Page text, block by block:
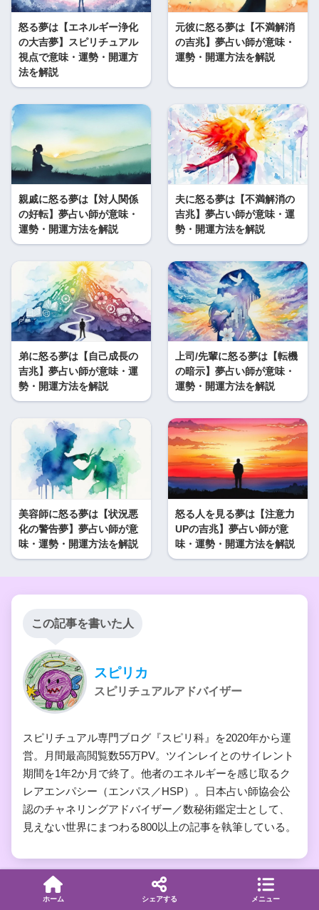
怒る夢は【エネルギー浄化
の大吉夢】スピリチュアル
視点で意味・運勢・開運方
法を解説
元彼に怒る夢は【不満解消
の吉兆】夢占い師が意味・
運勢・開運方法を解説
親戚に怒る夢は【対人関係
の好転】夢占い師が意味・
運勢・開運方法を解説
夫に怒る夢は【不満解消の
吉兆】夢占い師が意味・運
勢・開運方法を解説
弟に怒る夢は【自己成長の
吉兆】夢占い師が意味・運
勢・開運方法を解説
上司/先輩に怒る夢は【転機
の暗示】夢占い師が意味・
運勢・開運方法を解説
美容師に怒る夢は【状況悪
化の警告夢】夢占い師が意
味・運勢・開運方法を解説
怒る人を見る夢は【注意力
UPの吉兆】夢占い師が意
味・運勢・開運方法を解説
この記事を書いた人
スピリカ
スピリチュアルアドバイザー
スピリチュアル専門ブログ『スピリ科』を2020年から運
営。月間最高閲覧数55万PV。ツインレイとのサイレント
期間を1年2か月で終了。他者のエネルギーを感じ取るク
レアエンパシー（エンパス／HSP）。日本占い師協会公
認のチャネリングアドバイザー／数秘術鑑定士として、
見えない世界にまつわる800以上の記事を執筆している。
ホーム シェアする メニュー